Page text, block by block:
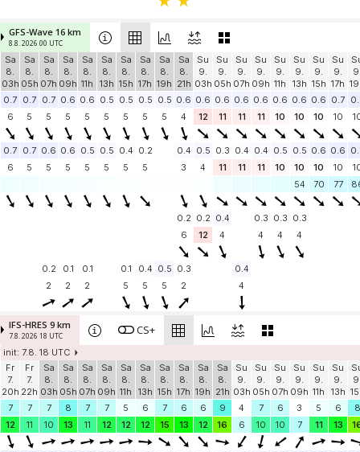
GFS-Wave 16 km
8.8. 2026 00 UTC
Sa
8.
03h
Sa
8.
05h
Sa
8.
07h
Sa
8.
09h
Sa
8.
11h
Sa
8.
13h
Sa
8.
15h
Sa
8.
17h
Sa
8.
19h
Sa
8.
21h
Su
9.
03h
Su
9.
05h
Su
9.
07h
Su
9.
09h
Su
9.
11h
Su
9.
13h
Su
9.
15h
Su
9.
17h
0.7 0.7 0.7 0.6 0.6 0.5 0.5 0.5 0.5 0.6 0.6 0.6 0.6 0.6 0.6 0.6 0.6 0.7
6
5 5 5 5 5 5 5 5 4 12 11 11 11 10 10 10 10
0.7 0.7 0.6 0.6 0.5 0.5 0.4 0.2 0.4 0.5 0.3 0.4 0.4 0.5 0.5 0.6 0.6
6
5 5 5 5 5 5 5 3 4 11 11 11 10 10 10 10
54
70 77
0.2 0.2 0.4 0.3 0.3 0.3
6
12 4 4 4 4
0.2 0.1 0.1 0.1 0.4 0.5 0.3
0.4
2
2 2 5 5 5 2 4
IFS-HRES 9 km
7.8. 2026 18 UTC CS+
init: 7.8. 18 UTC
Fr
7.
20h
Fr
7.
22h
Sa
8.
03h
Sa
8.
05h
Sa
8.
07h
Sa
8.
09h
Sa
8.
11h
Sa
8.
13h
Sa
8.
15h
Sa
8.
17h
Sa
8.
19h
Sa
8.
21h
Su
9.
03h
Su
9.
05h
Su
9.
07h
Su
9.
09h
Su
9.
11h
Su
9.
13h
7
7 7 8 7 7 5 6 7 6 6 9 4 7 6 3 5 6
8
12
11 10 13 11 12 12 12 15 13 12 16 6 10 10 7 11 13